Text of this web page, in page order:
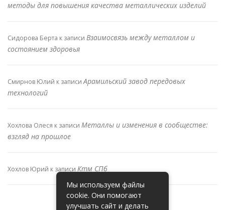
методы для повышения качества металлических изделий
Сидорова Берта к записи Взаимосвязь между металлом и
состоянием здоровья
Смирнов Юлий к записиАрамильский завод передовых
технологий
Хохлова Олеся к записи Металлы и изменения в сообществе:
взгляд на прошлое
Хохлов Юрий к записи Ктм СПб
Мы используем файлы
cookie. Они помогают
улучшать сайт и делать